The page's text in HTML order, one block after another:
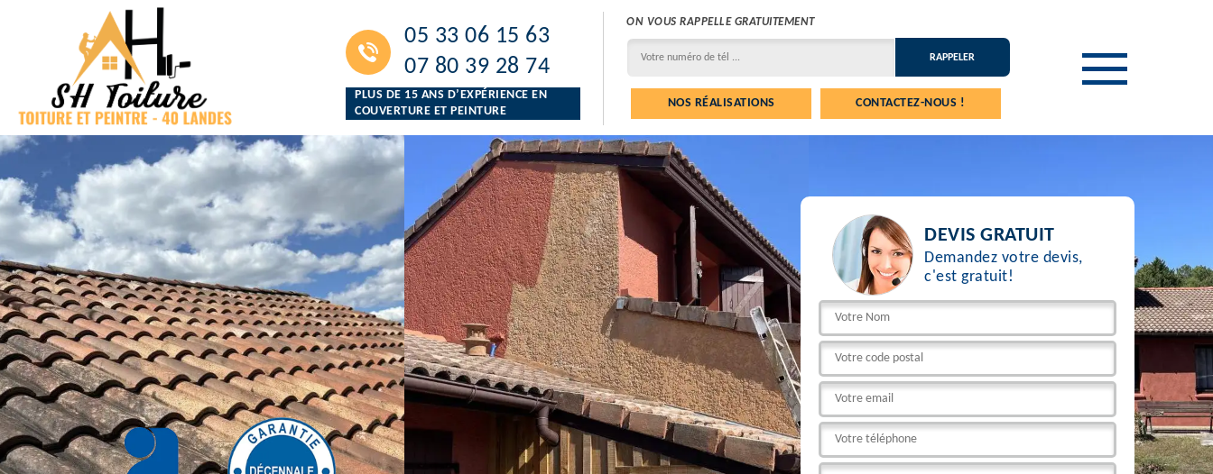
05 33 06 15 63
07 80 39 28 74
PLUS DE 15 ANS D’EXPÉRIENCE EN
COUVERTURE ET PEINTURE
ON VOUS RAPPELLE GRATUITEMENT
NOS RÉALISATIONS CONTACTEZ-NOUS !
DEVIS GRATUIT
Demandez votre devis,
c'est gratuit!